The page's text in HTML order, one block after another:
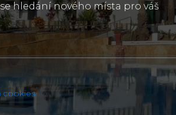
hledání nového místa pro váš
cookies